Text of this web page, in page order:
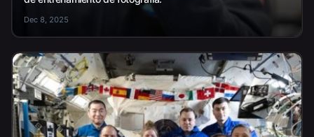
Dec 8, 2025